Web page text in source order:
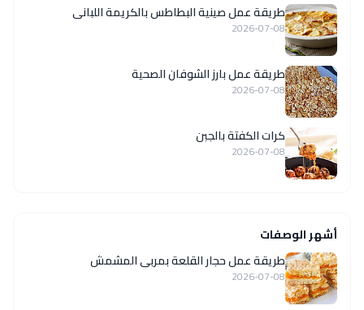
طريقة عمل صينية البطاطس بالكريمة اللبانى
2026-07-08
طريقة عمل بارز الشوفان الصحية
2026-07-08
كرات الكفتة بالجبن
2026-07-08
أشهر الوصفات
طريقة عمل حجار القلعة بمربى المشمش
2026-07-08